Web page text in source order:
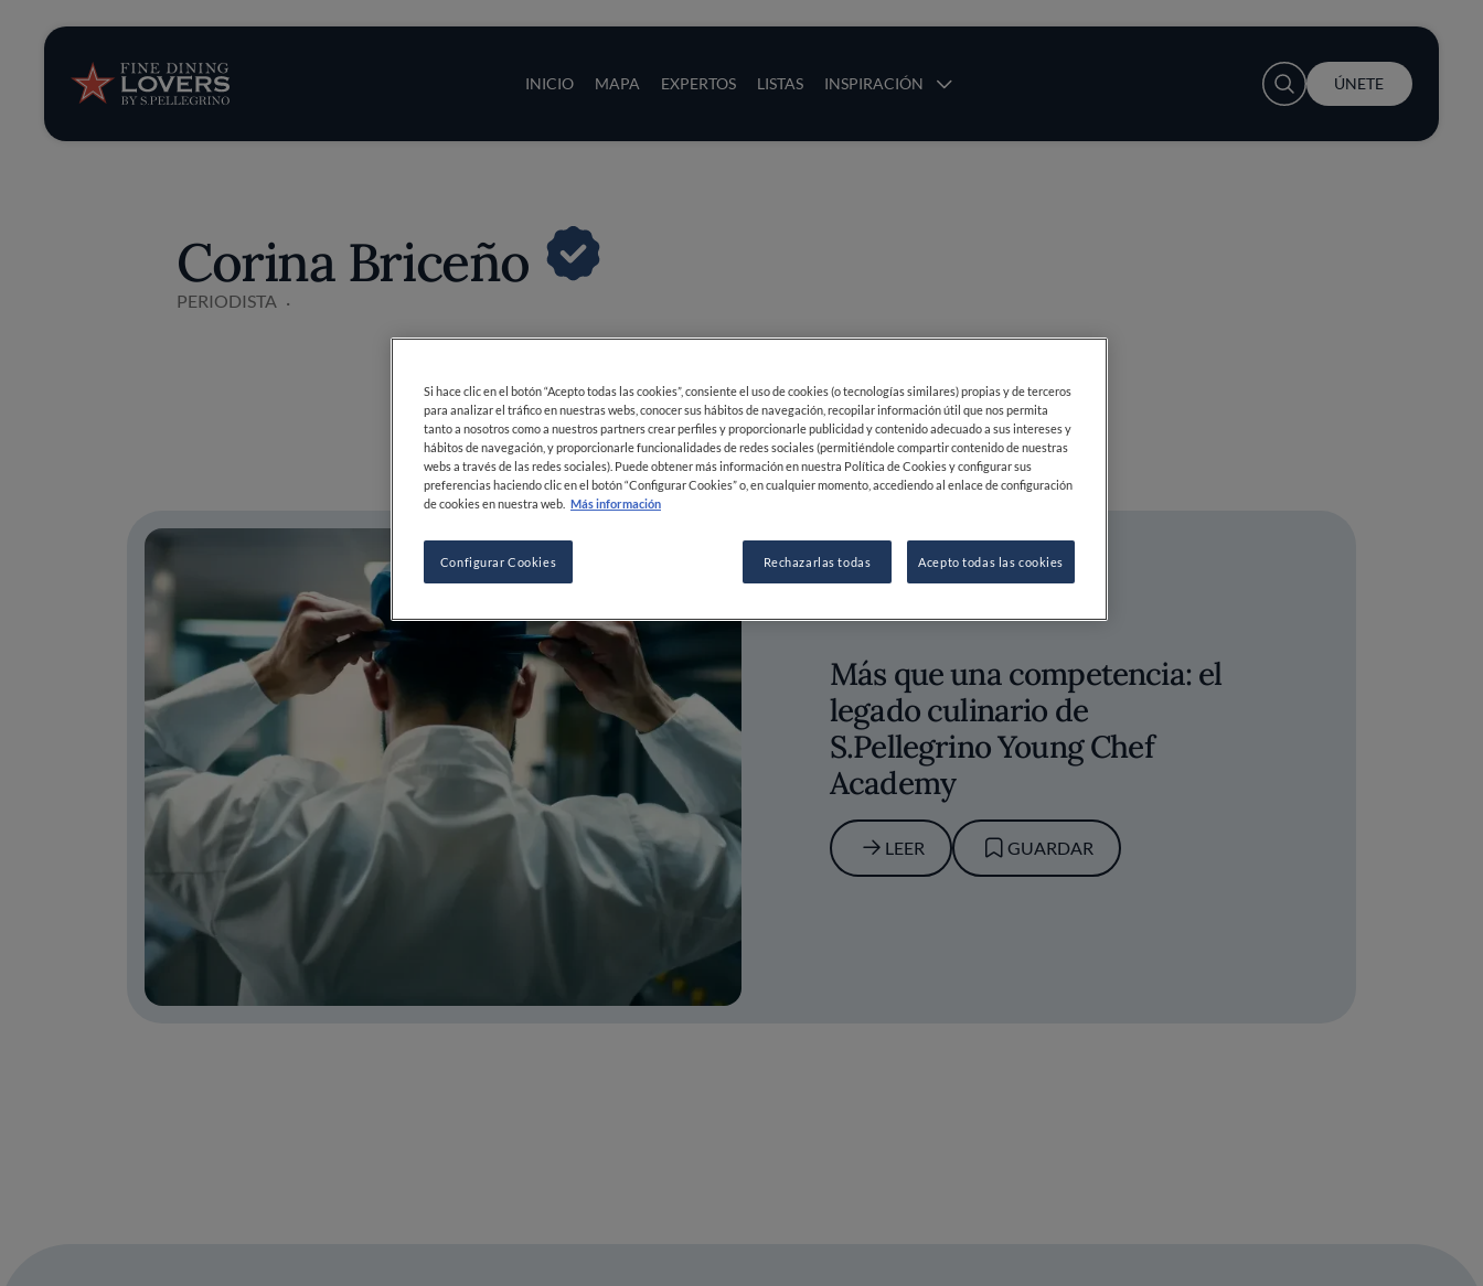
INICIO MAPA EXPERTOS LISTAS INSPIRACIÓN
Opinión y noticias
Recetas
Series
User account menu
ÚNETE
Corina Briceño
PERIODISTA
Último
Más que una competencia: el
legado culinario de
S.Pellegrino Young Chef
Academy
LEER GUARDAR
Si hace clic en el botón “Acepto todas las cookies”, consiente el uso de cookies (o tecnologías similares) propias y de terceros
para analizar el tráfico en nuestras webs, conocer sus hábitos de navegación, recopilar información útil que nos permita
tanto a nosotros como a nuestros partners crear perfiles y proporcionarle publicidad y contenido adecuado a sus intereses y
hábitos de navegación, y proporcionarle funcionalidades de redes sociales (permitiéndole compartir contenido de nuestras
webs a través de las redes sociales). Puede obtener más información en nuestra Política de Cookies y configurar sus
preferencias haciendo clic en el botón “Configurar Cookies” o, en cualquier momento, accediendo al enlace de configuración
de cookies en nuestra web. Más información
Configurar Cookies Rechazarlas todas Acepto todas las cookies